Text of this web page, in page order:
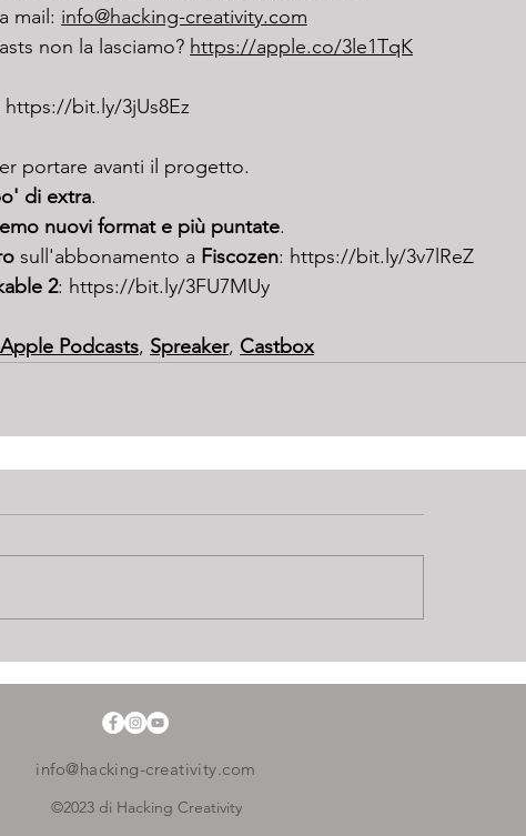
mail: info@hacking-creativity.com
non la lasciamo? https://apple.co/3le1TqK
https://bit.ly/3jUs8Ez
portare avanti il progetto.
di extra.
nuovi format e più puntate.
sull'abbonamento a Fiscozen: https://bit.ly/3v7lReZ
2: https://bit.ly/3FU7MUy
Apple Podcasts, Spreaker, Castbox
info@hacking-creativity.com
©2023 di Hacking Creativity